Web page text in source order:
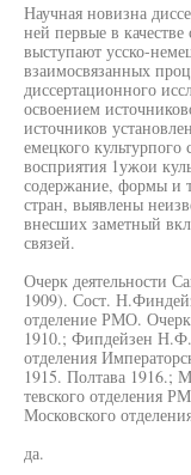
Научная новизна
ней первые в качестве
выступают усско-
взаимосвязанных
диссертационного
освоением
источников
емецкого культурпого
восприятия 1ужои
содержание, формы и
стран, выявлены
внесших заметный
связей.
Очерк деятельности
1909). Сост.
отделение РМО. Очерк
1910.; Фипдейзен Н.Ф.
отделения
1915. Полтава 1916.;
тевского отделения
Московского
да.